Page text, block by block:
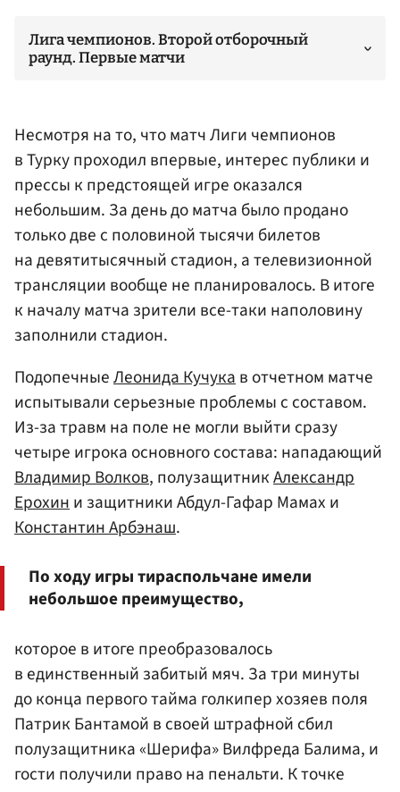
Лига чемпионов. Второй отборочный
раунд. Первые матчи
Несмотря на то, что матч Лиги чемпионов
в Турку проходил впервые, интерес публики и
прессы к предстоящей игре оказался
небольшим. За день до матча было продано
только две с половиной тысячи билетов
на девятитысячный стадион, а телевизионной
трансляции вообще не планировалось. В итоге
к началу матча зрители все-таки наполовину
заполнили стадион.
ПодопечныеЛеонида Кучукав отчетном матче
испытывали серьезные проблемы с составом.
Из-за травм на поле не могли выйти сразу
четыре игрока основного состава: нападающий
Владимир Волков, полузащитникАлександр
Ерохини защитники Абдул-Гафар Мамах и
Константин Арбэнаш.
По ходу игры тираспольчане имели
небольшое преимущество,
которое в итоге преобразовалось
в единственный забитый мяч. За три минуты
до конца первого тайма голкипер хозяев поля
Патрик Бантамой в своей штрафной сбил
полузащитника «Шерифа» Вилфреда Балима, и
гости получили право на пенальти. К точке